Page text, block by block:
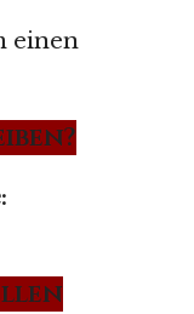
einen